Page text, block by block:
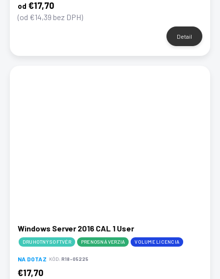
od €17,70
(od €14,39 bez DPH)
Detail
Windows Server 2016 CAL 1 User
DRUHOTNÝ SOFTVÉR PRENOSNÁ VERZIA VOLUME LICENCIA
NA DOTAZ KÓD: R18-05225
€17,70